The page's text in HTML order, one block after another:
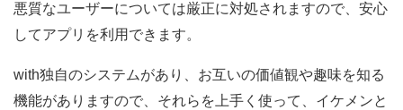
悪質なユーザーについては厳正に対処されますので、安心
してアプリを利用できます。
with独自のシステムがあり、お互いの価値観や趣味を知る
機能がありますので、それらを上手く使って、イケメンと